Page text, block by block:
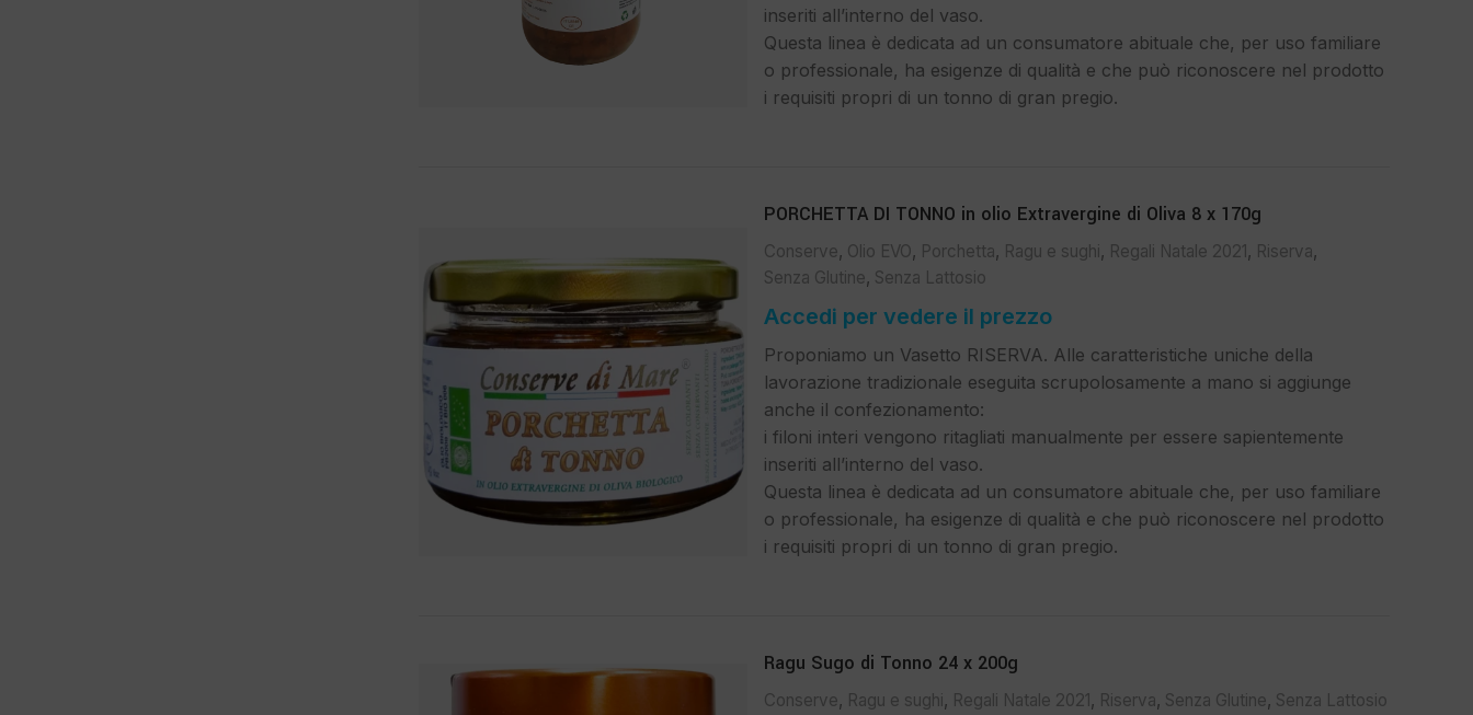
inseriti all’interno del vaso.
Questa linea è dedicata ad un consumatore abituale che, per uso familiare
o professionale, ha esigenze di qualità e che può riconoscere nel prodotto
i requisiti propri di un tonno di gran pregio.
PORCHETTA DI TONNO in olio Extravergine di Oliva 8 x 170g
Conserve, Olio EVO, Porchetta, Ragu e sughi, Regali Natale 2021, Riserva,
Senza Glutine, Senza Lattosio
Accedi per vedere il prezzo
Proponiamo un Vasetto RISERVA. Alle caratteristiche uniche della
lavorazione tradizionale eseguita scrupolosamente a mano si aggiunge
anche il confezionamento:
i filoni interi vengono ritagliati manualmente per essere sapientemente
inseriti all’interno del vaso.
Questa linea è dedicata ad un consumatore abituale che, per uso familiare
o professionale, ha esigenze di qualità e che può riconoscere nel prodotto
i requisiti propri di un tonno di gran pregio.
Ragu Sugo di Tonno 24 x 200g
Conserve, Ragu e sughi, Regali Natale 2021, Riserva, Senza Glutine, Senza Lattosio